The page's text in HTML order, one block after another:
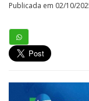
Publicada em 02/10/